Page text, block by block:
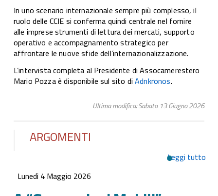
In uno scenario internazionale sempre più complesso, il
ruolo delle CCIE si conferma quindi centrale nel fornire
alle imprese strumenti di lettura dei mercati, supporto
operativo e accompagnamento strategico per
affrontare le nuove sfide dell’internazionalizzazione.
L’intervista completa al Presidente di Assocamerestero
Mario Pozza è disponibile sul sito diAdnkronos.
Ultima modifica: Sabato 13 Giugno 2026
ARGOMENTI
Leggi tutto
Lunedì 4 Maggio 2026